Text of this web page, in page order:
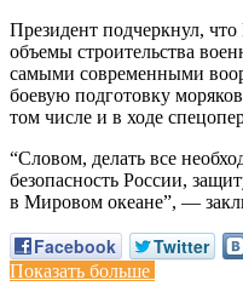
Президент подчеркнул,
объемы строительства
самыми современными
боевую подготовку
том числе и в ходе
“Словом, делать все
безопасность России,
в Мировом океане”, —
Facebook Twitter
Показать больше